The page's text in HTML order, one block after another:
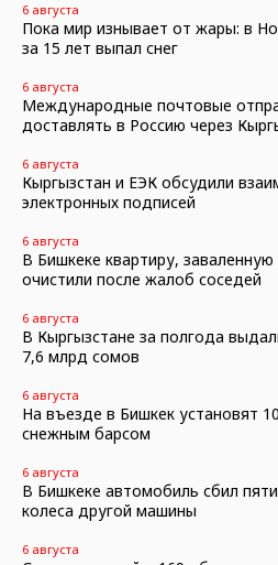
6 августа
Пока мир изнывает от жары: в
за 15 лет выпал снег
6 августа
Международные почтовые
доставлять в Россию через
6 августа
Кыргызстан и ЕЭК обсудили
электронных подписей
6 августа
В Бишкеке квартиру,
очистили после жалоб соседей
6 августа
В Кыргызстане за полгода
7,6 млрд сомов
6 августа
На въезде в Бишкек установят
снежным барсом
6 августа
В Бишкеке автомобиль сбил
колеса другой машины
6 августа